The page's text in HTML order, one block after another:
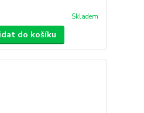
Skladem
do košíku